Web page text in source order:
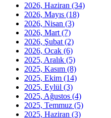
2026, Haziran (34)
2026, Mayıs (18)
2026, Nisan (3)
2026, Mart (7)
2026, Şubat (2)
2026, Ocak (6)
2025, Aralık (5)
2025, Kasım (8)
2025, Ekim (14)
2025, Eylül (3)
2025, Ağustos (4)
2025, Temmuz (5)
2025, Haziran (3)